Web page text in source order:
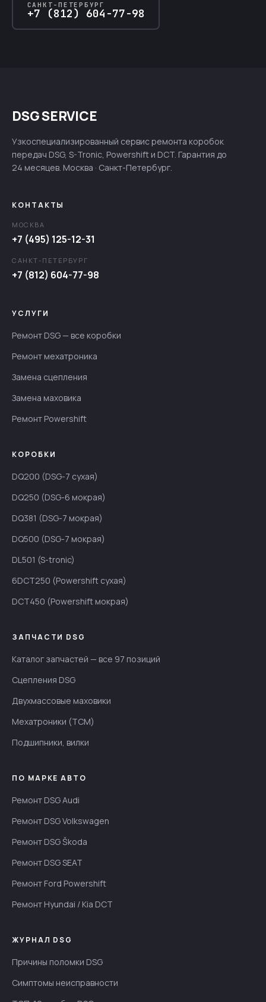
САНКТ-ПЕТЕРБУРГ
+7 (812) 604-77-98
DSG SERVICE
Узкоспециализированный сервис ремонта коробок
передач DSG, S-Tronic, Powershift и DCT. Гарантия до
24 месяцев. Москва · Санкт-Петербург.
КОНТАКТЫ
МОСКВА
+7 (495) 125-12-31
САНКТ-ПЕТЕРБУРГ
+7 (812) 604-77-98
УСЛУГИ
Ремонт DSG — все коробки
Ремонт мехатроника
Замена сцепления
Замена маховика
Ремонт Powershift
КОРОБКИ
DQ200 (DSG-7 сухая)
DQ250 (DSG-6 мокрая)
DQ381 (DSG-7 мокрая)
DQ500 (DSG-7 мокрая)
DL501 (S-tronic)
6DCT250 (Powershift сухая)
DCT450 (Powershift мокрая)
ЗАПЧАСТИ DSG
Каталог запчастей — все 97 позиций
Сцепления DSG
Двухмассовые маховики
Мехатроники (TCM)
Подшипники, вилки
ПО МАРКЕ АВТО
Ремонт DSG Audi
Ремонт DSG Volkswagen
Ремонт DSG Škoda
Ремонт DSG SEAT
Ремонт Ford Powershift
Ремонт Hyundai / Kia DCT
ЖУРНАЛ DSG
Причины поломки DSG
Симптомы неисправности